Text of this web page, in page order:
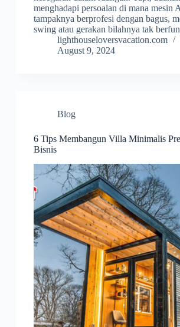
menghadapi persoalan di mana mesin
tampaknya berprofesi dengan bagus,
swing atau gerakan bilahnya tak
lighthouseloversvacation.com
August 9, 2024
Blog
6 Tips Membangun Villa Minimalis
Bisnis